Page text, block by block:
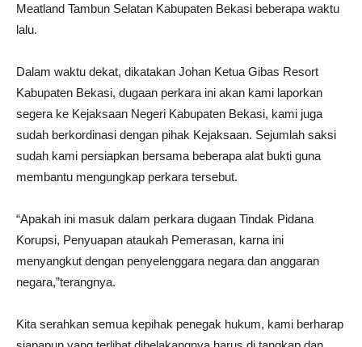
Meatland Tambun Selatan Kabupaten Bekasi beberapa waktu
lalu.
Dalam waktu dekat, dikatakan Johan Ketua Gibas Resort
Kabupaten Bekasi, dugaan perkara ini akan kami laporkan
segera ke Kejaksaan Negeri Kabupaten Bekasi, kami juga
sudah berkordinasi dengan pihak Kejaksaan. Sejumlah saksi
sudah kami persiapkan bersama beberapa alat bukti guna
membantu mengungkap perkara tersebut.
“Apakah ini masuk dalam perkara dugaan Tindak Pidana
Korupsi, Penyuapan ataukah Pemerasan, karna ini
menyangkut dengan penyelenggara negara dan anggaran
negara,”terangnya.
Kita serahkan semua kepihak penegak hukum, kami berharap